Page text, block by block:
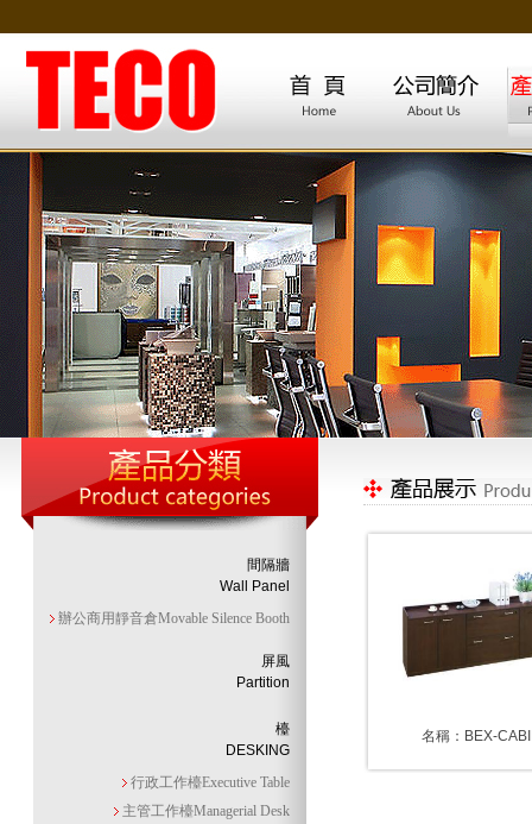
間隔牆
Wall Panel
辦公商用靜音倉Movable Silence Booth
屏風
Partition
檯
DESKING
行政工作檯Executive Table
主管工作檯Managerial Desk
名稱：BEX-